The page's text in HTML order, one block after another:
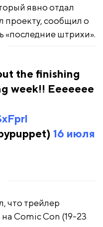
явно отдал
проекту, сообщил о
«последние штрихи».
the finishing
week!! Eeeeeee
16 июля
что трейлер
Comic Con (19-23